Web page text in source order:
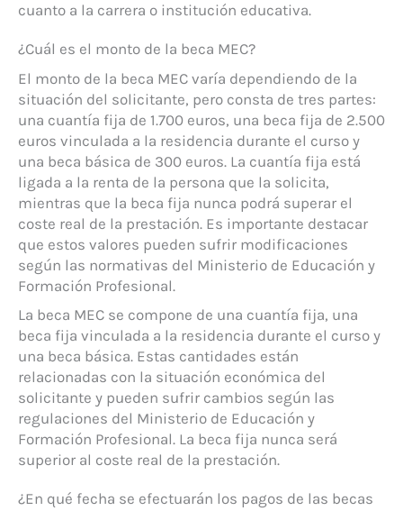
cuanto a la carrera o institución educativa.
¿Cuál es el monto de la beca MEC?
El monto de la beca MEC varía dependiendo de la
situación del solicitante, pero consta de tres partes:
una cuantía fija de 1.700 euros, una beca fija de 2.500
euros vinculada a la residencia durante el curso y
una beca básica de 300 euros. La cuantía fija está
ligada a la renta de la persona que la solicita,
mientras que la beca fija nunca podrá superar el
coste real de la prestación. Es importante destacar
que estos valores pueden sufrir modificaciones
según las normativas del Ministerio de Educación y
Formación Profesional.
La beca MEC se compone de una cuantía fija, una
beca fija vinculada a la residencia durante el curso y
una beca básica. Estas cantidades están
relacionadas con la situación económica del
solicitante y pueden sufrir cambios según las
regulaciones del Ministerio de Educación y
Formación Profesional. La beca fija nunca será
superior al coste real de la prestación.
¿En qué fecha se efectuarán los pagos de las becas